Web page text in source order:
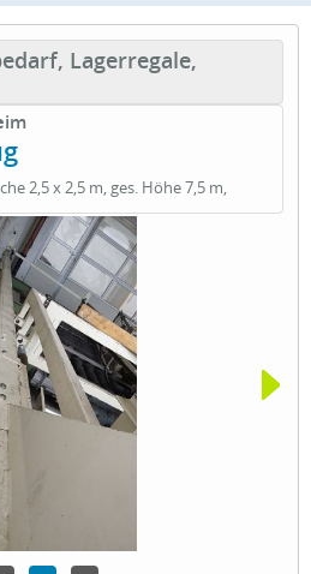
Lagerregale,
2,5 x 2,5 m, ges. Höhe 7,5 m,